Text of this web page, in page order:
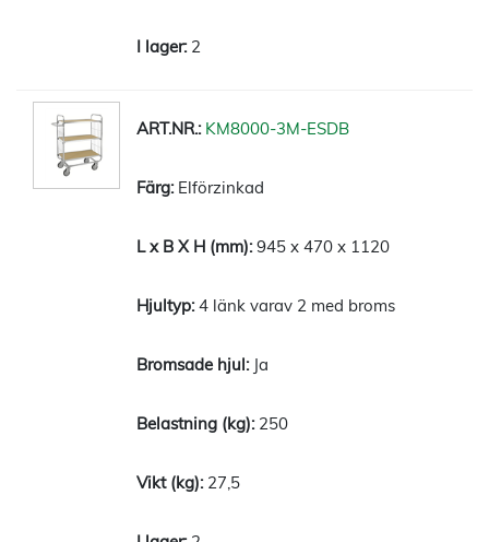
2
KM8000-3M-ESDB
Elförzinkad
945 x 470 x 1120
4 länk varav 2 med broms
Ja
250
27,5